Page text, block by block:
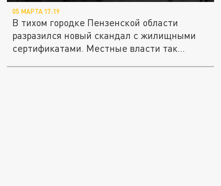
05 МАРТА 17:19
В тихом городке Пензенской области
разразился новый скандал с жилищными
сертификатами. Местные власти так...